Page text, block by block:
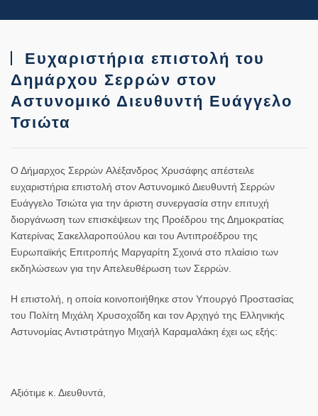
Ευχαριστήρια επιστολή του
Δημάρχου Σερρών στον
Αστυνομικό Διευθυντή Ευάγγελο
Τσιώτα
Ο Δήμαρχος Σερρών Αλέξανδρος Χρυσάφης απέστειλε
ευχαριστήρια επιστολή στον Αστυνομικό Διευθυντή Σερρών
Ευάγγελο Τσιώτα για την άριστη συνεργασία στην επιτυχή
διοργάνωση των επισκέψεων της Προέδρου της Δημοκρατίας
Κατερίνας Σακελλαροπούλου και του Αντιπροέδρου της
Ευρωπαϊκής Επιτροπής Μαργαρίτη Σχοινά στο πλαίσιο των
εκδηλώσεων για την Απελευθέρωση των Σερρών.
Η επιστολή, η οποία κοινοποιήθηκε στον Υπουργό Προστασίας
του Πολίτη Μιχάλη Χρυσοχοΐδη και τον Αρχηγό της Ελληνικής
Αστυνομίας Αντιστράτηγο Μιχαήλ Καραμαλάκη έχει ως εξής:
Αξιότιμε κ. Διευθυντά,